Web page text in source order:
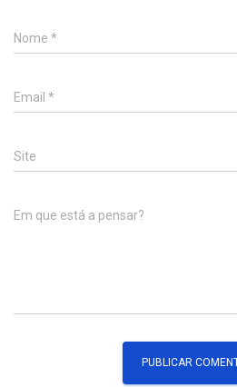
Nome *
Email *
Site
Em que está a pensar?